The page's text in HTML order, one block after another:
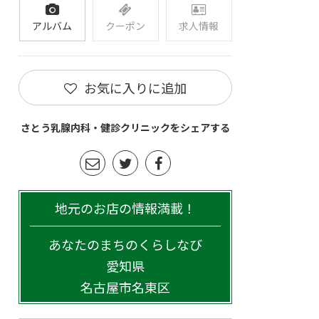
アルバム クーポン 求人情報
お気に入りに追加
さとう乳腺内科・健診クリニックをシェアする
地元のお店の情報満載！
あなたのまちのくらしなび
愛知県
名古屋市名東区